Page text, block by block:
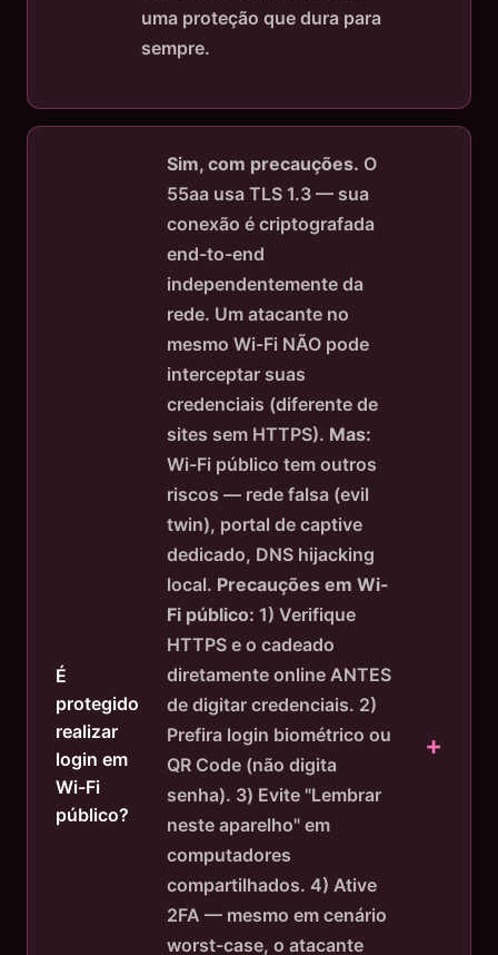
uma proteção que dura para
sempre.
É
protegido
realizar
login em
Wi-Fi
público?
Sim, com precauções. O
55aa usa TLS 1.3 — sua
conexão é criptografada
end-to-end
independentemente da
rede. Um atacante no
mesmo Wi-Fi NÃO pode
interceptar suas
credenciais (diferente de
sites sem HTTPS). Mas:
Wi-Fi público tem outros
riscos — rede falsa (evil
twin), portal de captive
dedicado, DNS hijacking
local. Precauções em Wi-
Fi público: 1) Verifique
HTTPS e o cadeado
diretamente online ANTES
de digitar credenciais. 2)
Prefira login biométrico ou
QR Code (não digita
senha). 3) Evite "Lembrar
neste aparelho" em
computadores
compartilhados. 4) Ative
2FA — mesmo em cenário
worst-case, o atacante